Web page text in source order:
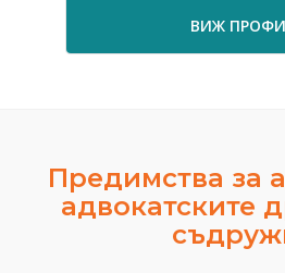
ВИЖ
Предимства за
адвокатските